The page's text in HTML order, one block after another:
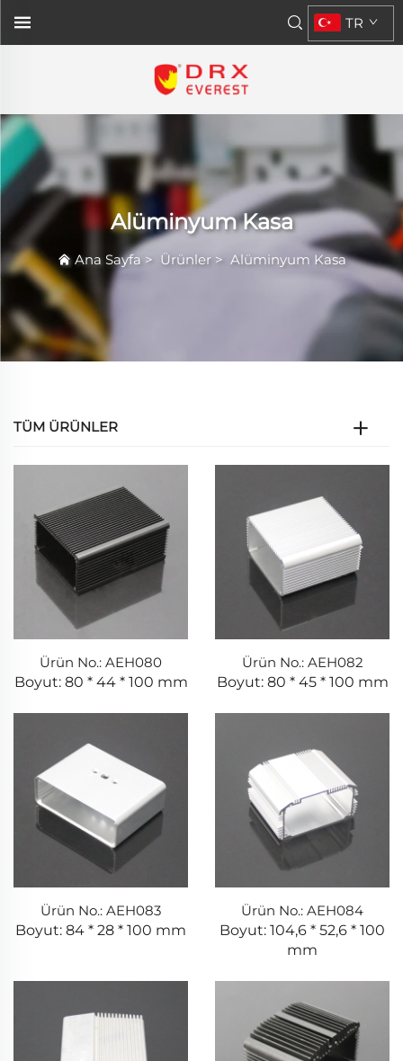
TR
Alüminyum Kasa
Ana Sayfa> Ürünler> Alüminyum Kasa
TÜM ÜRÜNLER
Ürün No.: AEH080
Boyut: 80 * 44 * 100 mm
Ürün No.: AEH082
Boyut: 80 * 45 * 100 mm
Ürün No.: AEH083
Boyut: 84 * 28 * 100 mm
Ürün No.: AEH084
Boyut: 104,6 * 52,6 * 100
mm